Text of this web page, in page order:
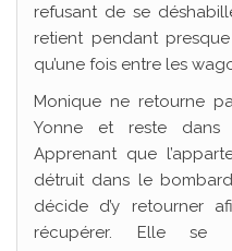
refusant de se
retient pendant
qu’une fois entre les
Monique ne retourne
Yonne et reste dans
Apprenant que
détruit dans le
décide d’y retourner
récupérer. Elle